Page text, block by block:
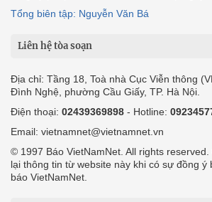
Tổng biên tập: Nguyễn Văn Bá
Liên hệ tòa soạn
Địa chỉ: Tầng 18, Toà nhà Cục Viễn thông
Đình Nghệ, phường Cầu Giấy, TP. Hà Nội.
Điện thoại: 02439369898 - Hotline:
Email: vietnamnet@vietnamnet.vn
© 1997 Báo VietNamNet. All rights
lại thông tin từ website này khi có sự đồng ý
báo VietNamNet.